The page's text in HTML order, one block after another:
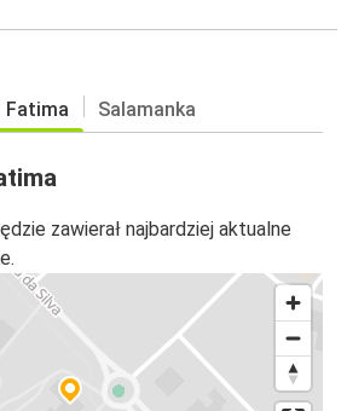
Fatima Salamanka
zawierał najbardziej aktualne